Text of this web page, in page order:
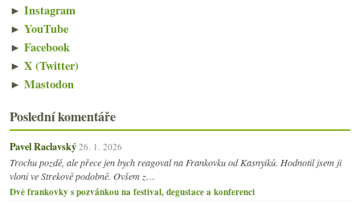
► Instagram
► YouTube
► Facebook
► X (Twitter)
► Mastodon
Poslední komentáře
Pavel Raclavský 26. 1. 2026
Trochu pozdě, ale přece jen bych reagoval na Frankovku od Kasnyiků. Hodnotil jsem ji
vloni ve Strekově podobně. Ovšem z…
Dvě frankovky s pozvánkou na festival, degustace a konferenci